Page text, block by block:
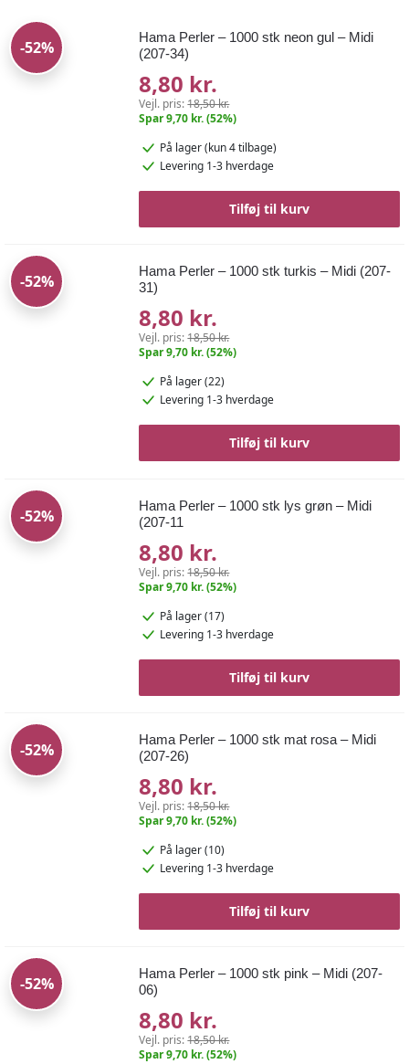
-52%
Hama Perler – 1000 stk neon gul – Midi
(207-34)
8,80 kr.
Vejl. pris:18,50 kr.
Spar 9,70 kr. (52%)
På lager(kun 4 tilbage)
Levering 1-3 hverdage
Tilføj til kurv
-52%
Hama Perler – 1000 stk turkis – Midi (207-
31)
8,80 kr.
Vejl. pris:18,50 kr.
Spar 9,70 kr. (52%)
På lager (22)
Levering 1-3 hverdage
Tilføj til kurv
-52%
Hama Perler – 1000 stk lys grøn – Midi
(207-11
8,80 kr.
Vejl. pris:18,50 kr.
Spar 9,70 kr. (52%)
På lager (17)
Levering 1-3 hverdage
Tilføj til kurv
-52%
Hama Perler – 1000 stk mat rosa – Midi
(207-26)
8,80 kr.
Vejl. pris:18,50 kr.
Spar 9,70 kr. (52%)
På lager (10)
Levering 1-3 hverdage
Tilføj til kurv
-52%
Hama Perler – 1000 stk pink – Midi (207-
06)
8,80 kr.
Vejl. pris:18,50 kr.
Spar 9,70 kr. (52%)